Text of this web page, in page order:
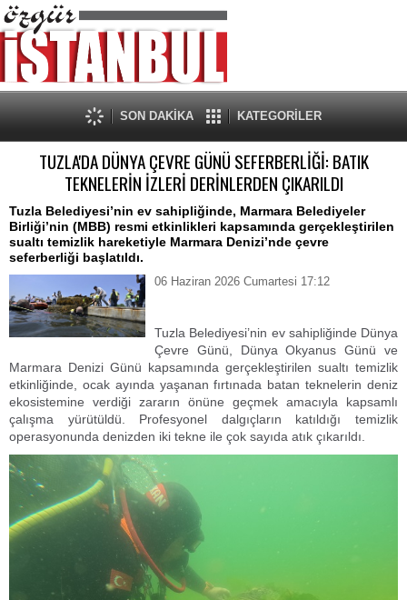
SON DAKİKA KATEGORİLER
TUZLA'DA DÜNYA ÇEVRE GÜNÜ SEFERBERLİĞİ: BATIK
TEKNELERİN İZLERİ DERİNLERDEN ÇIKARILDI
Tuzla Belediyesi’nin ev sahipliğinde, Marmara Belediyeler
Birliği’nin (MBB) resmi etkinlikleri kapsamında gerçekleştirilen
sualtı temizlik hareketiyle Marmara Denizi’nde çevre
seferberliği başlatıldı.
06 Haziran 2026 Cumartesi 17:12
Tuzla Belediyesi’nin ev sahipliğinde Dünya
Çevre Günü, Dünya Okyanus Günü ve
Marmara Denizi Günü kapsamında gerçekleştirilen sualtı temizlik
etkinliğinde, ocak ayında yaşanan fırtınada batan teknelerin deniz
ekosistemine verdiği zararın önüne geçmek amacıyla kapsamlı
çalışma yürütüldü. Profesyonel dalgıçların katıldığı temizlik
operasyonunda denizden iki tekne ile çok sayıda atık çıkarıldı.